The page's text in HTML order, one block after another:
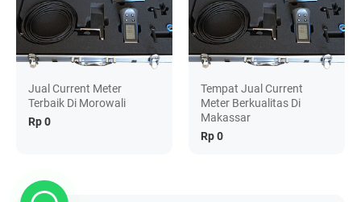
Jual Current Meter
Terbaik Di Morowali
Rp 0
Tempat Jual Current
Meter Berkualitas Di
Makassar
Rp 0